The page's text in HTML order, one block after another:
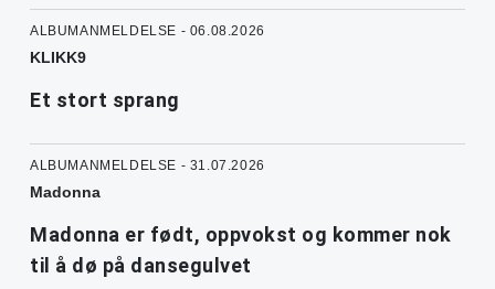
ALBUMANMELDELSE - 06.08.2026
KLIKK9
Et stort sprang
ALBUMANMELDELSE - 31.07.2026
Madonna
Madonna er født, oppvokst og kommer nok
til å dø på dansegulvet